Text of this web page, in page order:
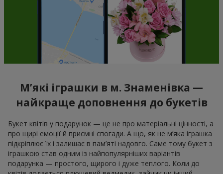
М’які іграшки в м. Знаменівка —
найкраще доповнення до букетів
Букет квітів у подарунок — це не про матеріальні цінності, а
про щирі емоції й приємні спогади. А що, як не м’яка іграшка
підкріплює їх і залишає в пам’яті надовго. Саме тому букет з
іграшкою став одним із найпопулярніших варіантів
подарунка — простого, щирого і дуже теплого. Коли до